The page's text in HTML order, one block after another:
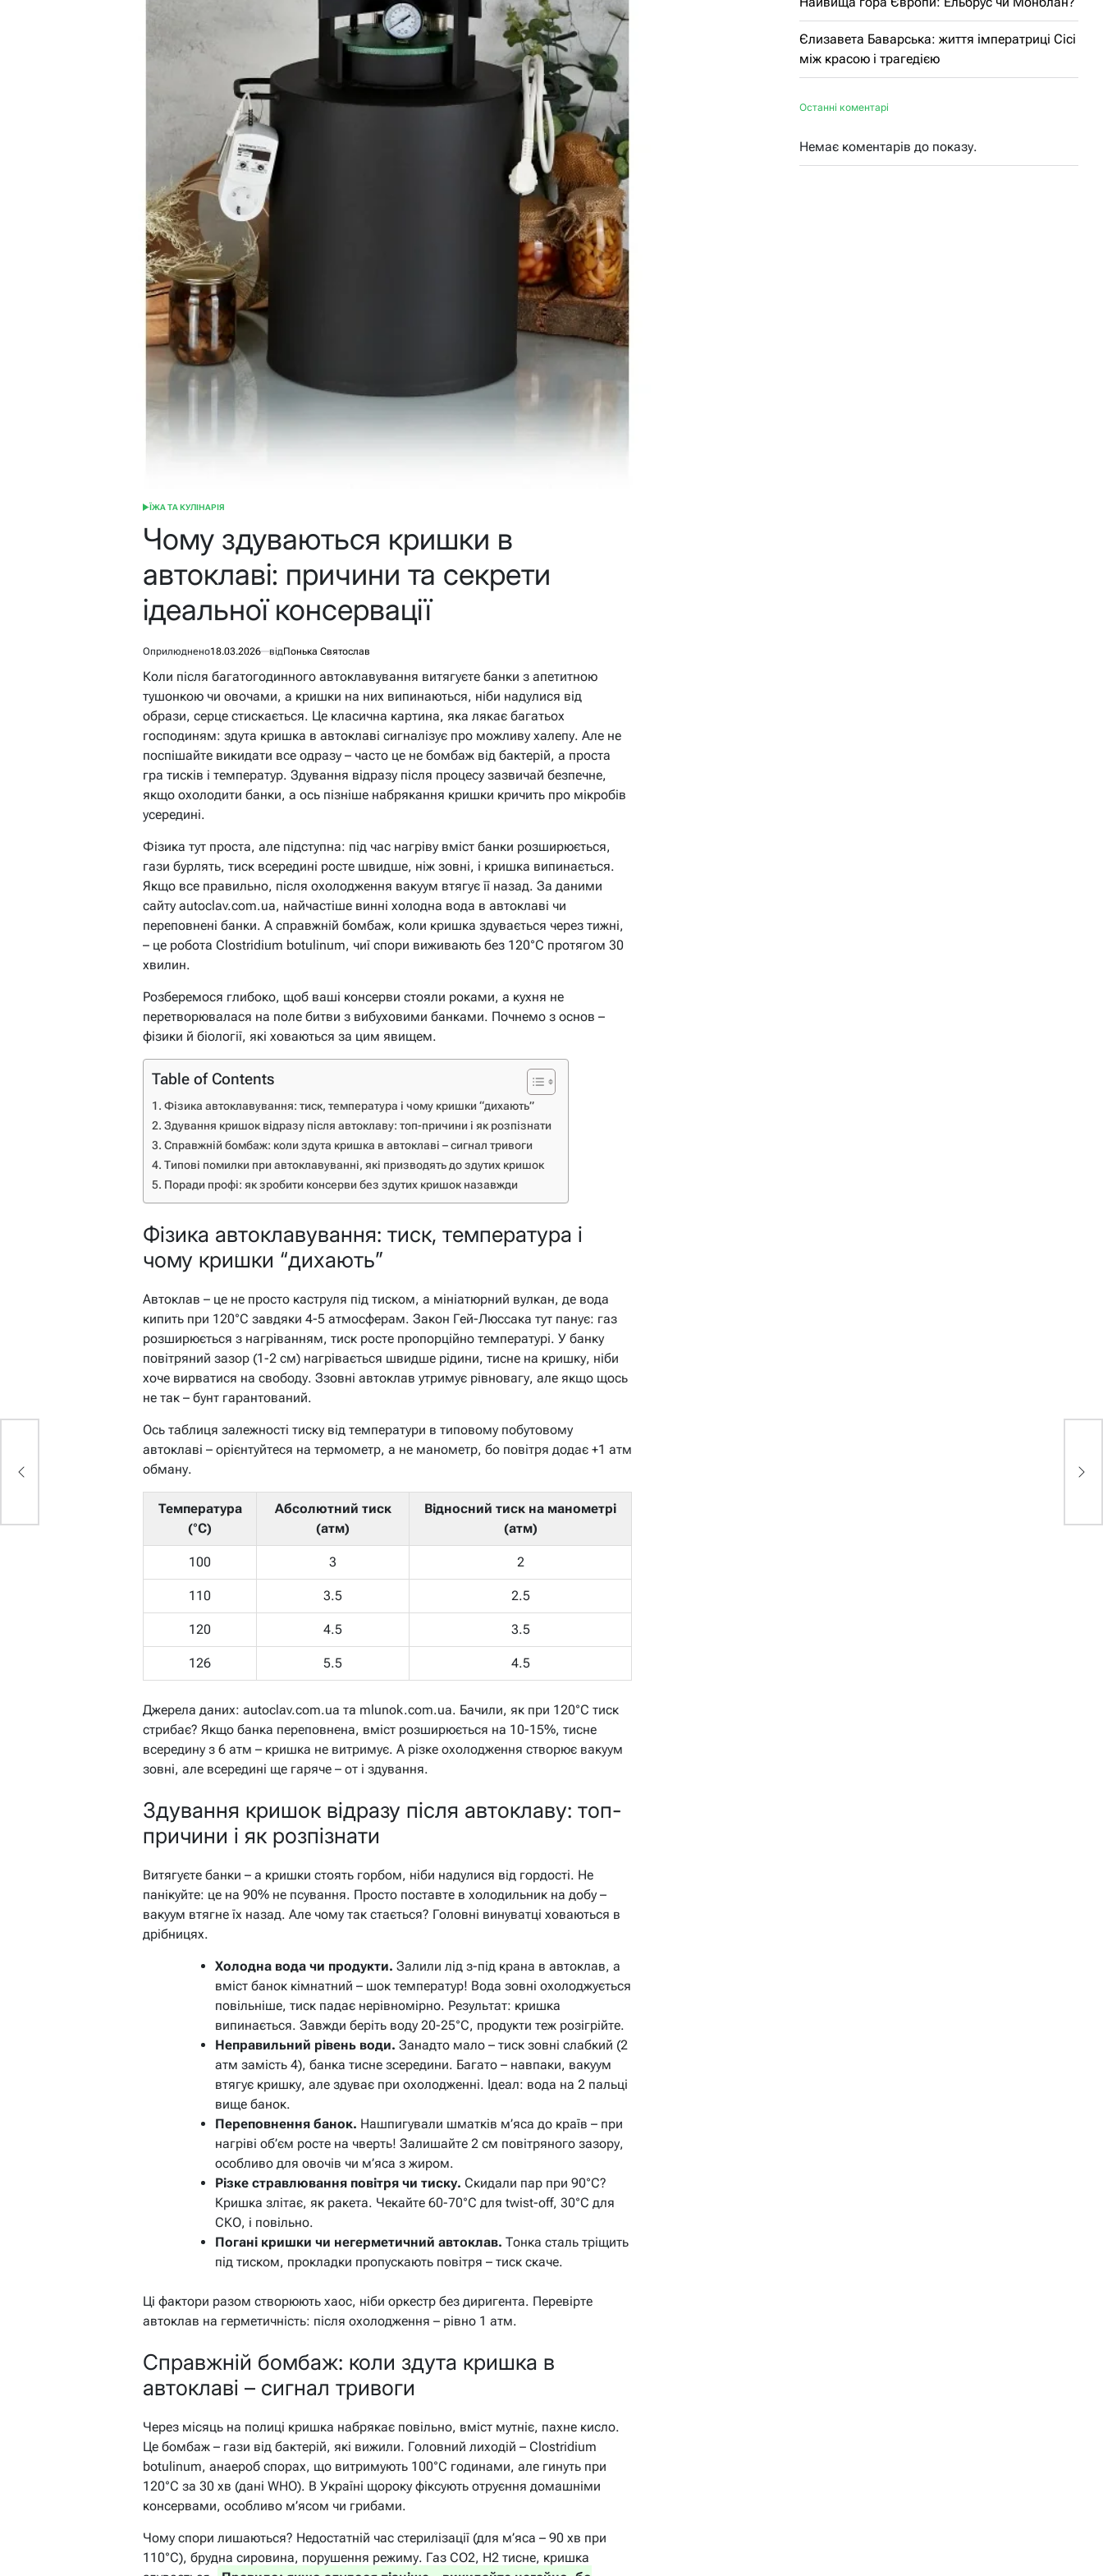
ОПУБЛІКУВАТИ
ЇЖА ТА КУЛІНАРІЯ
Чому здуваються кришки в
автоклаві: причини та секрети
ідеальної консервації
Оприлюднено18.03.2026 відПонька Святослав
Коли після багатогодинного автоклавування витягуєте банки з апетитною
тушонкою чи овочами, а кришки на них випинаються, ніби надулися від
образи, серце стискається. Це класична картина, яка лякає багатьох
господиням: здута кришка в автоклаві сигналізує про можливу халепу. Але не
поспішайте викидати все одразу – часто це не бомбаж від бактерій, а проста
гра тисків і температур. Здування відразу після процесу зазвичай безпечне,
якщо охолодити банки, а ось пізніше набрякання кришки кричить про мікробів
усередині.
Фізика тут проста, але підступна: під час нагріву вміст банки розширюється,
гази бурлять, тиск всередині росте швидше, ніж зовні, і кришка випинається.
Якщо все правильно, після охолодження вакуум втягує її назад. За даними
сайту autoclav.com.ua, найчастіше винні холодна вода в автоклаві чи
переповнені банки. А справжній бомбаж, коли кришка здувається через тижні,
– це робота Clostridium botulinum, чиї спори виживають без 120°C протягом 30
хвилин.
Розберемося глибоко, щоб ваші консерви стояли роками, а кухня не
перетворювалася на поле битви з вибуховими банками. Почнемо з основ –
фізики й біології, які ховаються за цим явищем.
Table of Contents
Фізика автоклавування: тиск, температура і чому кришки “дихають”
Здування кришок відразу після автоклаву: топ-причини і як розпізнати
Справжній бомбаж: коли здута кришка в автоклаві – сигнал тривоги
Типові помилки при автоклавуванні, які призводять до здутих кришок
Поради профі: як зробити консерви без здутих кришок назавжди
Фізика автоклавування: тиск, температура і
чому кришки “дихають”
Автоклав – це не просто каструля під тиском, а мініатюрний вулкан, де вода
кипить при 120°C завдяки 4-5 атмосферам. Закон Гей-Люссака тут панує: газ
розширюється з нагріванням, тиск росте пропорційно температурі. У банку
повітряний зазор (1-2 см) нагрівається швидше рідини, тисне на кришку, ніби
хоче вирватися на свободу. Ззовні автоклав утримує рівновагу, але якщо щось
не так – бунт гарантований.
Ось таблиця залежності тиску від температури в типовому побутовому
автоклаві – орієнтуйтеся на термометр, а не манометр, бо повітря додає +1 атм
обману.
Температура
(°C)
Абсолютний тиск
(атм)
Відносний тиск на манометрі
(атм)
100 3 2
110 3.5 2.5
120 4.5 3.5
126 5.5 4.5
Джерела даних: autoclav.com.ua та mlunok.com.ua. Бачили, як при 120°C тиск
стрибає? Якщо банка переповнена, вміст розширюється на 10-15%, тисне
всередину з 6 атм – кришка не витримує. А різке охолодження створює вакуум
зовні, але всередині ще гаряче – от і здування.
Здування кришок відразу після автоклаву: топ-
причини і як розпізнати
Витягуєте банки – а кришки стоять горбом, ніби надулися від гордості. Не
панікуйте: це на 90% не псування. Просто поставте в холодильник на добу –
вакуум втягне їх назад. Але чому так стається? Головні винуватці ховаються в
дрібницях.
Холодна вода чи продукти. Залили лід з-під крана в автоклав, а
вміст банок кімнатний – шок температур! Вода зовні охолоджується
повільніше, тиск падає нерівномірно. Результат: кришка
випинається. Завжди беріть воду 20-25°C, продукти теж розігрійте.
Неправильний рівень води. Занадто мало – тиск зовні слабкий (2
атм замість 4), банка тисне зсередини. Багато – навпаки, вакуум
втягує кришку, але здуває при охолодженні. Ідеал: вода на 2 пальці
вище банок.
Переповнення банок. Нашпигували шматків м’яса до країв – при
нагріві об’єм росте на чверть! Залишайте 2 см повітряного зазору,
особливо для овочів чи м’яса з жиром.
Різке стравлювання повітря чи тиску. Скидали пар при 90°C?
Кришка злітає, як ракета. Чекайте 60-70°C для twist-off, 30°C для
СКО, і повільно.
Погані кришки чи негерметичний автоклав. Тонка сталь тріщить
під тиском, прокладки пропускають повітря – тиск скаче.
Ці фактори разом створюють хаос, ніби оркестр без диригента. Перевірте
автоклав на герметичність: після охолодження – рівно 1 атм.
Справжній бомбаж: коли здута кришка в
автоклаві – сигнал тривоги
Через місяць на полиці кришка набрякає повільно, вміст мутніє, пахне кисло.
Це бомбаж – гази від бактерій, які вижили. Головний лиходій – Clostridium
botulinum, анаероб спорах, що витримують 100°C годинами, але гинуть при
120°C за 30 хв (дані WHO). В Україні щороку фіксують отруєння домашніми
консервами, особливо м’ясом чи грибами.
Чому спори лишаються? Недостатній час стерилізації (для м’яса – 90 хв при
110°C), брудна сировина, порушення режиму. Газ CO2, H2 тисне, кришка
Єлизавета Баварська: життя імператриці Сісі
між красою і трагедією
Останні коментарі
Немає коментарів до показу.